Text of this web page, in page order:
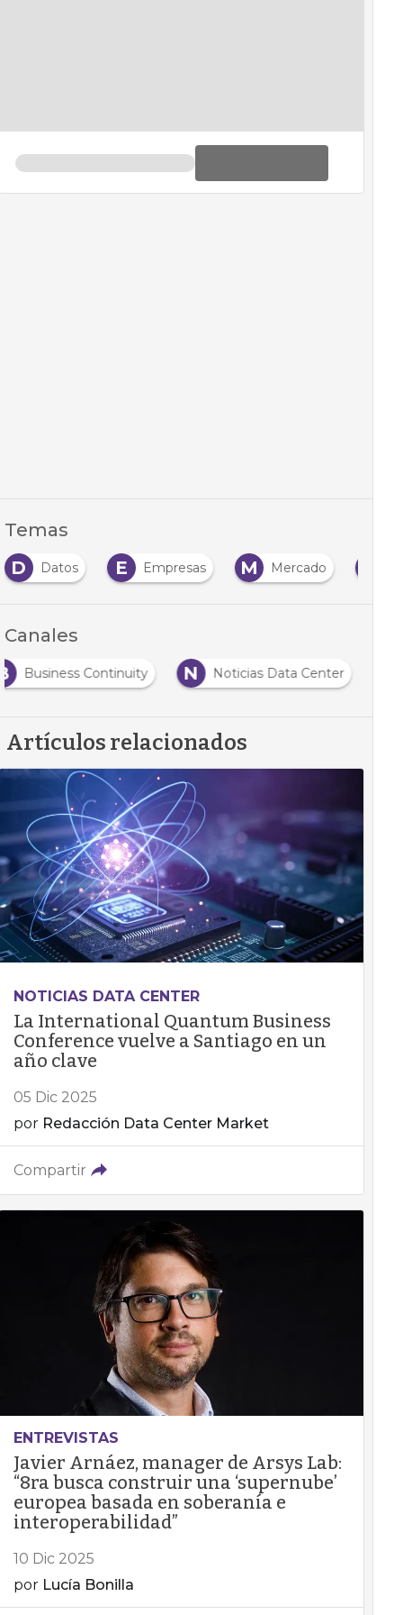
Temas
D Datos E Empresas M Mercado
Canales
B
Business Continuity N Noticias Data Center
Artículos relacionados
NOTICIAS DATA CENTER
La International Quantum Business
Conference vuelve a Santiago en un
año clave
05 Dic 2025
por Redacción Data Center Market
Compartir
ENTREVISTAS
Javier Arnáez, manager de Arsys Lab:
“8ra busca construir una ‘supernube’
europea basada en soberanía e
interoperabilidad”
10 Dic 2025
por Lucía Bonilla